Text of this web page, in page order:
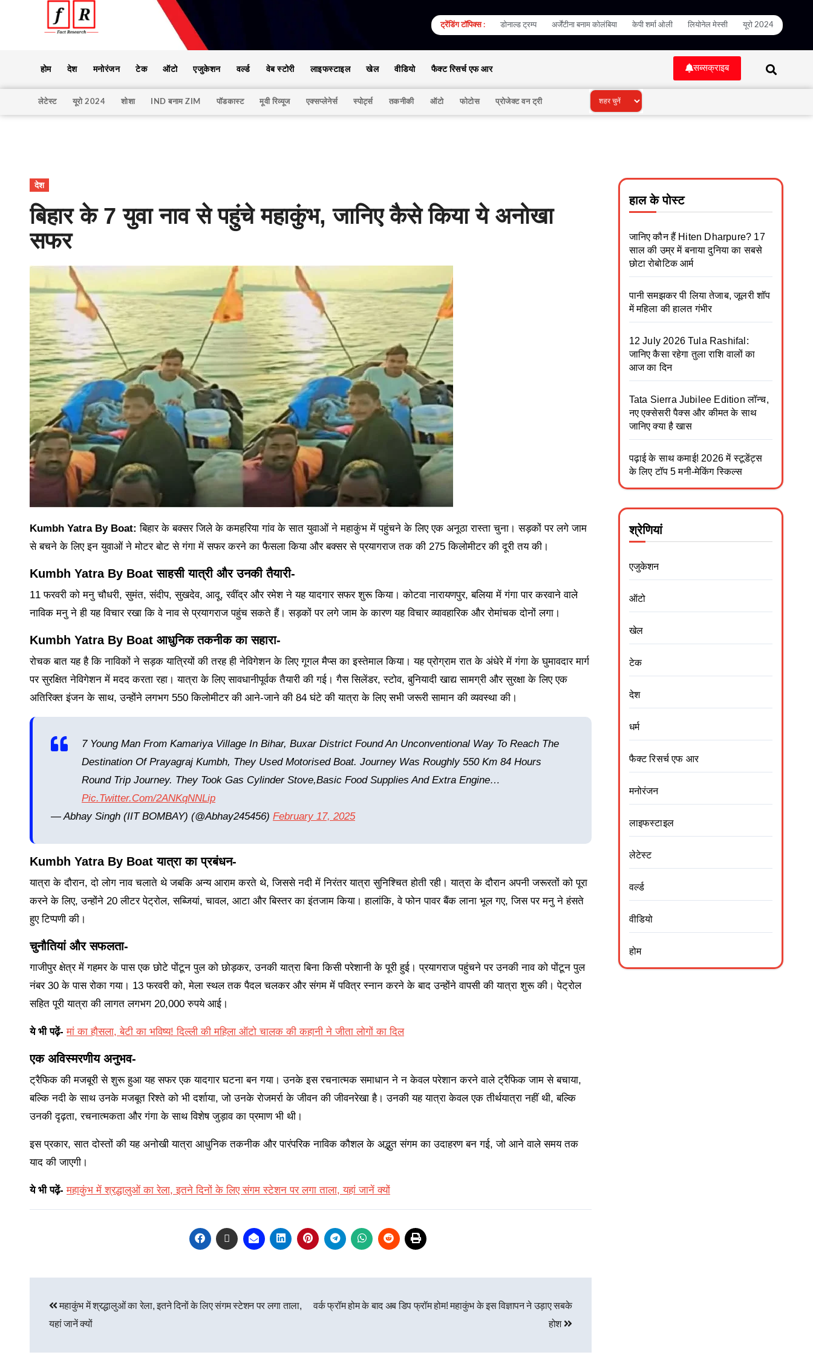
ट्रेंडिंग टॉपिक्स : डोनाल्ड ट्रम्प अर्जेंटीना बनाम कोलंबिया केपी शर्मा ओली लियोनेल मेस्सी यूरो 2024
होम देश मनोरंजन टेक ऑटो एजुकेशन वर्ल्ड वेब स्टोरी लाइफस्टाइल खेल वीडियो फैक्ट रिसर्च एफ आर सब्सक्राइब
लेटेस्ट यूरो 2024 शोशा IND बनाम ZIM पॉडकास्ट मूवी रिव्यूज एक्सप्लेनेर्स स्पोर्ट्स तकनीकी ऑटो फोटोस प्रोजेक्ट वन ट्री
देश
बिहार के 7 युवा नाव से पहुंचे महाकुंभ, जानिए कैसे किया ये अनोखा
सफर
Kumbh Yatra By Boat:बिहार के बक्सर जिले के कमहरिया गांव के सात युवाओं ने महाकुंभ में पहुंचने के लिए एक अनूठा रास्ता चुना। सड़कों पर लगे जाम
से बचने के लिए इन युवाओं ने मोटर बोट से गंगा में सफर करने का फैसला किया और बक्सर से प्रयागराज तक की 275 किलोमीटर की दूरी तय की।
Kumbh Yatra By Boat साहसी यात्री और उनकी तैयारी-
11 फरवरी को मनु चौधरी, सुमंत, संदीप, सुखदेव, आदू, रवींद्र और रमेश ने यह यादगार सफर शुरू किया। कोटवा नारायणपुर, बलिया में गंगा पार करवाने वाले
नाविक मनु ने ही यह विचार रखा कि वे नाव से प्रयागराज पहुंच सकते हैं। सड़कों पर लगे जाम के कारण यह विचार व्यावहारिक और रोमांचक दोनों लगा।
Kumbh Yatra By Boat आधुनिक तकनीक का सहारा-
रोचक बात यह है कि नाविकों ने सड़क यात्रियों की तरह ही नेविगेशन के लिए गूगल मैप्स का इस्तेमाल किया। यह प्रोग्राम रात के अंधेरे में गंगा के घुमावदार मार्ग
पर सुरक्षित नेविगेशन में मदद करता रहा। यात्रा के लिए सावधानीपूर्वक तैयारी की गई। गैस सिलेंडर, स्टोव, बुनियादी खाद्य सामग्री और सुरक्षा के लिए एक
अतिरिक्त इंजन के साथ, उन्होंने लगभग 550 किलोमीटर की आने-जाने की 84 घंटे की यात्रा के लिए सभी जरूरी सामान की व्यवस्था की।
7 Young Man From Kamariya Village In Bihar, Buxar District Found An Unconventional Way To Reach The
Destination Of Prayagraj Kumbh, They Used Motorised Boat. Journey Was Roughly 550 Km 84 Hours
Round Trip Journey. They Took Gas Cylinder Stove,basic Food Supplies And Extra Engine…
Pic.twitter.com/2ANKqNNLip
— Abhay Singh (IIT BOMBAY) (@Abhay245456) February 17, 2025
Kumbh Yatra By Boat यात्रा का प्रबंधन-
यात्रा के दौरान, दो लोग नाव चलाते थे जबकि अन्य आराम करते थे, जिससे नदी में निरंतर यात्रा सुनिश्चित होती रही। यात्रा के दौरान अपनी जरूरतों को पूरा
करने के लिए, उन्होंने 20 लीटर पेट्रोल, सब्जियां, चावल, आटा और बिस्तर का इंतजाम किया। हालांकि, वे फोन पावर बैंक लाना भूल गए, जिस पर मनु ने हंसते
हुए टिप्पणी की।
चुनौतियां और सफलता-
गाजीपुर क्षेत्र में गहमर के पास एक छोटे पोंटून पुल को छोड़कर, उनकी यात्रा बिना किसी परेशानी के पूरी हुई। प्रयागराज पहुंचने पर उनकी नाव को पोंटून पुल
नंबर 30 के पास रोका गया। 13 फरवरी को, मेला स्थल तक पैदल चलकर और संगम में पवित्र स्नान करने के बाद उन्होंने वापसी की यात्रा शुरू की। पेट्रोल
सहित पूरी यात्रा की लागत लगभग 20,000 रुपये आई।
ये भी पढ़ें- मां का हौसला, बेटी का भविष्य! दिल्ली की महिला ऑटो चालक की कहानी ने जीता लोगों का दिल
एक अविस्मरणीय अनुभव-
ट्रैफिक की मजबूरी से शुरू हुआ यह सफर एक यादगार घटना बन गया। उनके इस रचनात्मक समाधान ने न केवल परेशान करने वाले ट्रैफिक जाम से बचाया,
बल्कि नदी के साथ उनके मजबूत रिश्ते को भी दर्शाया, जो उनके रोजमर्रा के जीवन की जीवनरेखा है। उनकी यह यात्रा केवल एक तीर्थयात्रा नहीं थी, बल्कि
उनकी दृढ़ता, रचनात्मकता और गंगा के साथ विशेष जुड़ाव का प्रमाण भी थी।
इस प्रकार, सात दोस्तों की यह अनोखी यात्रा आधुनिक तकनीक और पारंपरिक नाविक कौशल के अद्भुत संगम का उदाहरण बन गई, जो आने वाले समय तक
याद की जाएगी।
ये भी पढ़ें- महाकुंभ में श्रद्धालुओं का रेला, इतने दिनों के लिए संगम स्टेशन पर लगा ताला, यहां जानें क्यों
महाकुंभ में श्रद्धालुओं का रेला, इतने दिनों के लिए संगम स्टेशन पर लगा ताला,
यहां जानें क्यों
वर्क फ्रॉम होम के बाद अब डिप फ्रॉम होम! महाकुंभ के इस विज्ञापन ने उड़ाए सबके
होश
हाल के पोस्ट
जानिए कौन हैं Hiten Dharpure? 17
साल की उम्र में बनाया दुनिया का सबसे
छोटा रोबोटिक आर्म
पानी समझकर पी लिया तेजाब, जूलरी शॉप
में महिला की हालत गंभीर
12 July 2026 Tula Rashifal:
जानिए कैसा रहेगा तुला राशि वालों का
आज का दिन
Tata Sierra Jubilee Edition लॉन्च,
नए एक्सेसरी पैक्स और कीमत के साथ
जानिए क्या है खास
पढ़ाई के साथ कमाई! 2026 में स्टूडेंट्स
के लिए टॉप 5 मनी-मेकिंग स्किल्स
श्रेणियां
एजुकेशन
ऑटो
खेल
टेक
देश
धर्म
फैक्ट रिसर्च एफ आर
मनोरंजन
लाइफस्टाइल
लेटेस्ट
वर्ल्ड
वीडियो
होम